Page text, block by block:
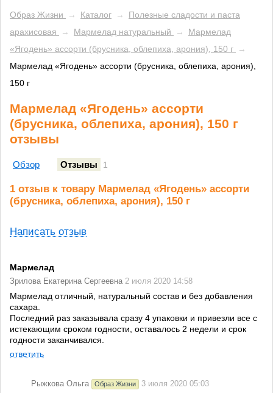
Образ Жизни → Каталог →
Полезные сладости и паста
арахисовая
→ Мармелад натуральный →
Мармелад
«Ягодень» ассорти (брусника, облепиха, арония), 150 г
→
Мармелад «Ягодень» ассорти (брусника, облепиха, арония),
150 г
Мармелад «Ягодень» ассорти
(брусника, облепиха, арония), 150 г
отзывы
Обзор Отзывы 1
1 отзыв к товару Мармелад «Ягодень» ассорти
(брусника, облепиха, арония), 150 г
Написать отзыв
Мармелад
Зрилова Екатерина Сергеевна 2 июля 2020 14:58
Мармелад отличный, натуральный состав и без добавления
сахара.
Последний раз заказывала сразу 4 упаковки и привезли все с
истекающим сроком годности, оставалось 2 недели и срок
годности заканчивался.
ответить
Рыжкова Ольга Образ Жизни 3 июля 2020 05:03